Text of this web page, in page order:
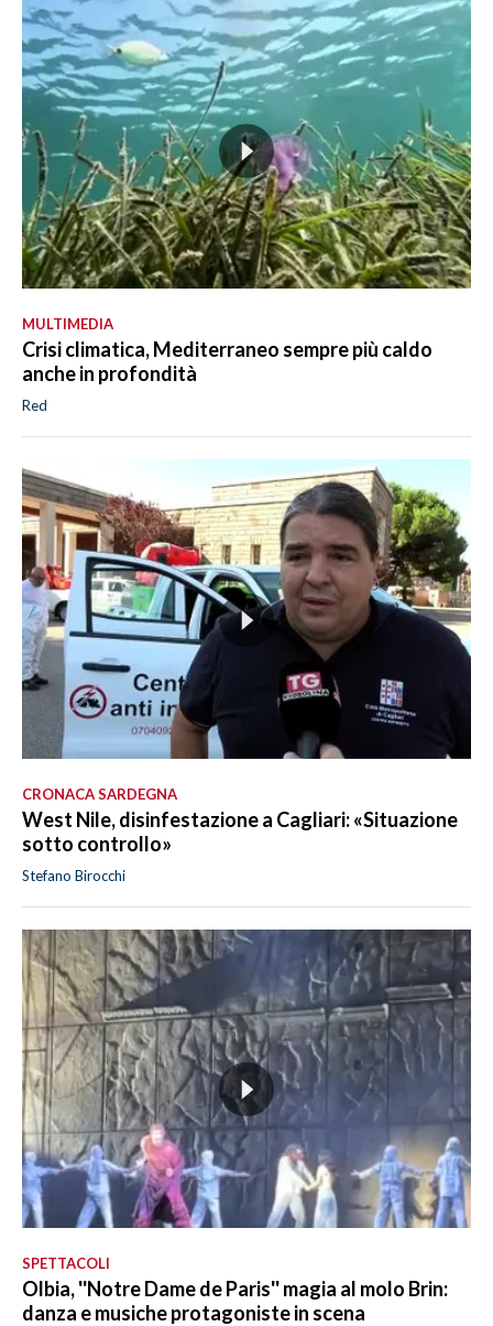
MULTIMEDIA
Crisi climatica, Mediterraneo sempre più caldo
anche in profondità
Red
CRONACA SARDEGNA
West Nile, disinfestazione a Cagliari: «Situazione
sotto controllo»
Stefano Birocchi
SPETTACOLI
Olbia, ''Notre Dame de Paris'' magia al molo Brin:
danza e musiche protagoniste in scena